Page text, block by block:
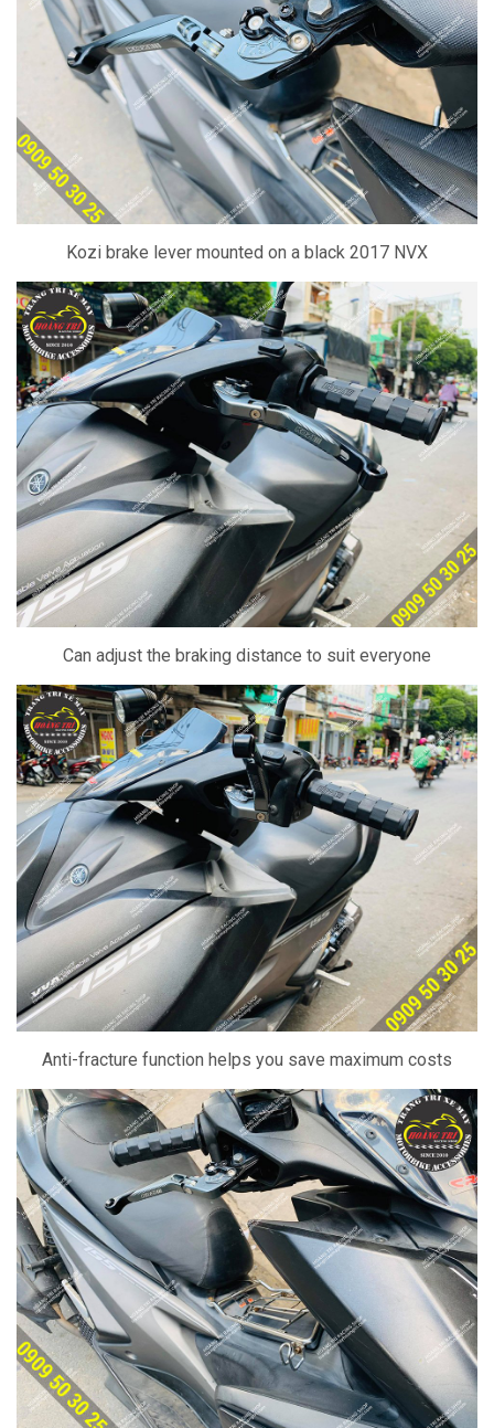
Kozi brake lever mounted on a black 2017 NVX
Can adjust the braking distance to suit everyone
Anti-fracture function helps you save maximum costs